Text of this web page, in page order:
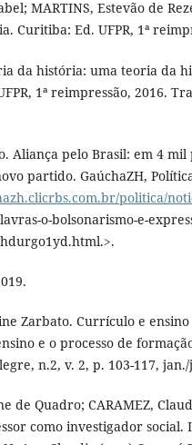
MARTINS, Estevão de
Curitiba: Ed. UFPR, 1ª
da história: uma teoria da
1ª reimpressão, 2016.
Aliança pelo Brasil: em 4
partido. GaúchaZH,
politica/
o-bolsonarismo-e-
Zarbato. Currículo e
e o processo de
n.2, v. 2, p. 103-117,
de Quadro; CARAMEZ,
como investigador social.